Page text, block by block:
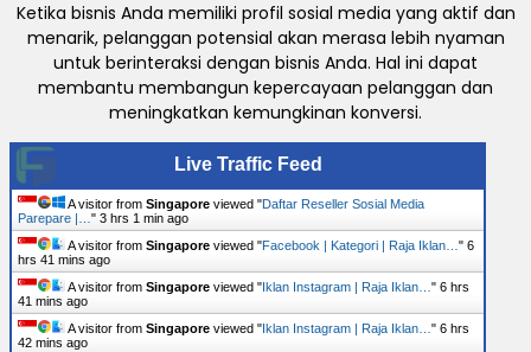
Ketika bisnis Anda memiliki profil sosial media yang aktif dan
menarik, pelanggan potensial akan merasa lebih nyaman
untuk berinteraksi dengan bisnis Anda. Hal ini dapat
membantu membangun kepercayaan pelanggan dan
meningkatkan kemungkinan konversi.
Live Traffic Feed
A visitor from Singapore viewed "Daftar Reseller Sosial Media
Parepare |… " 3 hrs 1 min ago
A visitor from Singapore viewed "Facebook | Kategori | Raja Iklan… " 6
hrs 41 mins ago
A visitor from Singapore viewed " Iklan Instagram | Raja Iklan… " 6 hrs
41 mins ago
A visitor from Singapore viewed " Iklan Instagram | Raja Iklan… " 6 hrs
42 mins ago